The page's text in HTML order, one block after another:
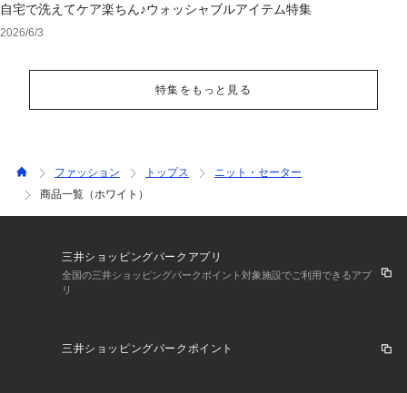
自宅で洗えてケア楽ちん♪ウォッシャブルアイテム特集
2026/6/3
特集をもっと見る
ファッション トップス
ニット・セーター
商品一覧（ホワイト）
三井ショッピングパークアプリ
全国の三井ショッピングパークポイント対象施設でご利用できるアプ
リ
三井ショッピングパークポイント